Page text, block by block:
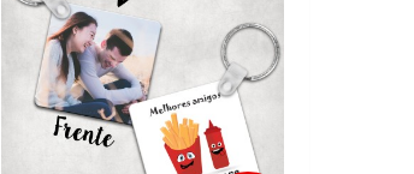
add à lista